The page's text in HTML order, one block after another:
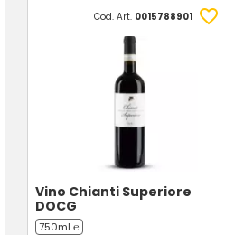
Cod. Art. 0015788901
Vino Chianti Superiore
DOCG
750ml ℮